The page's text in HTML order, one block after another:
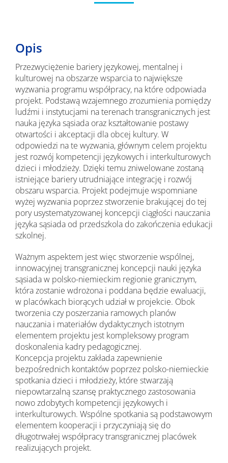
Opis
Przezwyciężenie bariery językowej, mentalnej i
kulturowej na obszarze wsparcia to największe
wyzwania programu współpracy, na które odpowiada
projekt. Podstawą wzajemnego zrozumienia pomiędzy
ludźmi i instytucjami na terenach transgranicznych jest
nauka języka sąsiada oraz kształtowanie postawy
otwartości i akceptacji dla obcej kultury. W
odpowiedzi na te wyzwania, głównym celem projektu
jest rozwój kompetencji językowych i interkulturowych
dzieci i młodzieży. Dzięki temu zniwelowane zostaną
istniejące bariery utrudniające integrację i rozwój
obszaru wsparcia. Projekt podejmuje wspomniane
wyżej wyzwania poprzez stworzenie brakującej do tej
pory usystematyzowanej koncepcji ciągłości nauczania
języka sąsiada od przedszkola do zakończenia edukacji
szkolnej.
Ważnym aspektem jest więc stworzenie wspólnej,
innowacyjnej transgranicznej koncepcji nauki języka
sąsiada w polsko-niemieckim regionie granicznym,
która zostanie wdrożona i poddana będzie ewaluacji,
w placówkach biorących udział w projekcie. Obok
tworzenia czy poszerzania ramowych planów
nauczania i materiałów dydaktycznych istotnym
elementem projektu jest kompleksowy program
doskonalenia kadry pedagogicznej.
Koncepcja projektu zakłada zapewnienie
bezpośrednich kontaktów poprzez polsko-niemieckie
spotkania dzieci i młodzieży, które stwarzają
niepowtarzalną szansę praktycznego zastosowania
nowo zdobytych kompetencji językowych i
interkulturowych. Wspólne spotkania są podstawowym
elementem kooperacji i przyczyniają się do
długotrwałej współpracy transgranicznej placówek
realizujących projekt.